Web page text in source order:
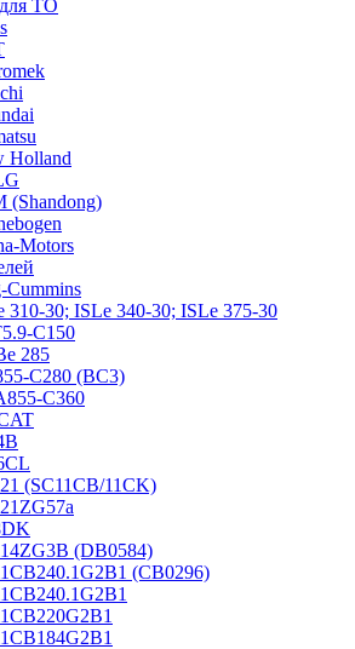
ТО
Holland
(Shandong)
Motors
Cummins
310-30; ISLe 340-30; ISLe 375-30
C150
285
C280 (BC3)
C360
(SC11CB/11CK)
(DB0584)
(CB0296)